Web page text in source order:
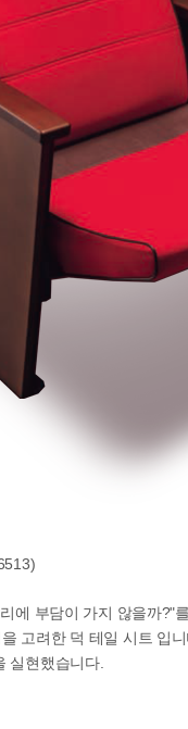
에 부담이 가지 않을까?"
고려한 덕 테일 시트 입
실현했습니다.